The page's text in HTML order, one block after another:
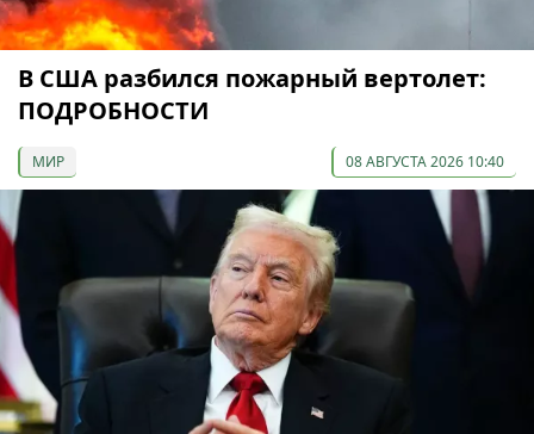
В США разбился пожарный вертолет:
ПОДРОБНОСТИ
МИР 08 АВГУСТА 2026 10:40